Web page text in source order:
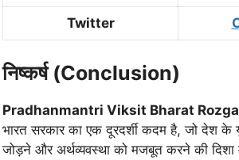
Twitter
निष्कर्ष (Conclusion)
Pradhanmantri Viksit Bharat
भारत सरकार का एक दूरदर्शी कदम है, जो देश के
जोड़ने और अर्थव्यवस्था को मजबूत करने की